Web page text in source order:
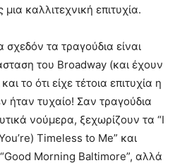
καλλιτεχνική επιτυχία.
τα τραγούδια είναι
του Broadway (και έχουν
το ότι είχε τέτοια επιτυχία η
ήταν τυχαίο! Σαν τραγούδια
νούμερα, ξεχωρίζουν τα “I
Timeless to Me” και
Morning Baltimore”, αλλά